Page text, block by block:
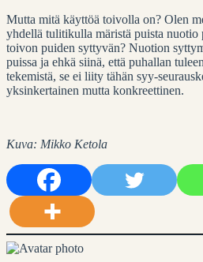
Mutta mitä käyttöä toivolla on? Olen
yhdellä tulitikulla märistä puista nuotio
toivon puiden syttyvän? Nuotion
puissa ja ehkä siinä, että puhallan
tekemistä, se ei liity tähän syy-
yksinkertainen mutta konkreettinen.
Kuva: Mikko Ketola